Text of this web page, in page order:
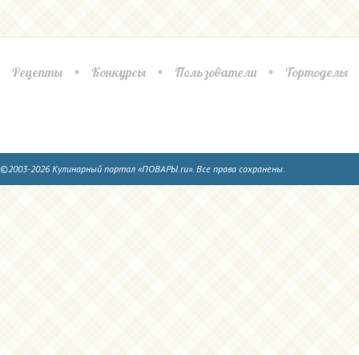
Рецепты Конкурсы Пользователи Тортоделы
©2003-2026 Кулинарный портал «ПОВАРЫ.ru». Все права сохранены.